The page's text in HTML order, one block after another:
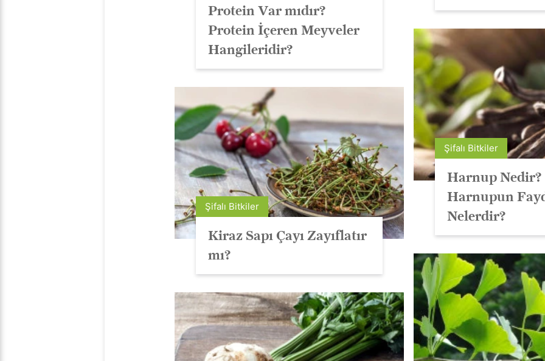
Protein Var mıdır?
Protein İçeren Meyveler
Hangileridir?
Şifalı Bitkiler
Kiraz Sapı Çayı Zayıflatır
mı?
Şifalı Bitkiler
Harnup Nedir?
Harnupun
Nelerdir?